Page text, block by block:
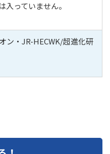
入っていません。
ン・JR-HECWK/超進化研